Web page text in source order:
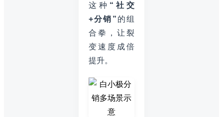
这种 “社交
+分销” 的组
合拳，让裂
变速度成倍
提升。